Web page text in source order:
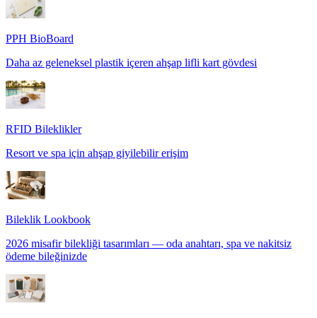
PPH BioBoard
Daha az geleneksel plastik içeren ahşap lifli kart gövdesi
RFID Bileklikler
Resort ve spa için ahşap giyilebilir erişim
Bileklik Lookbook
2026 misafir bilekliği tasarımları — oda anahtarı, spa ve nakitsiz
ödeme bileğinizde